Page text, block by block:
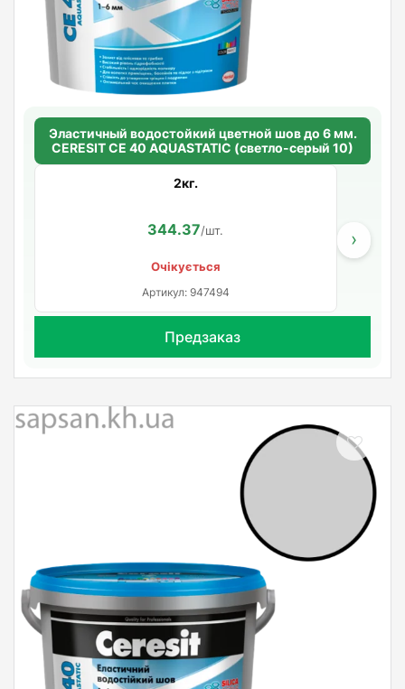
Эластичный водостойкий цветной шов до 6 мм.
CERESIT CE 40 AQUASTATIC (светло-серый 10)
2кг.
344.37/шт.
Очікується
Артикул: 947494
›
Предзаказ